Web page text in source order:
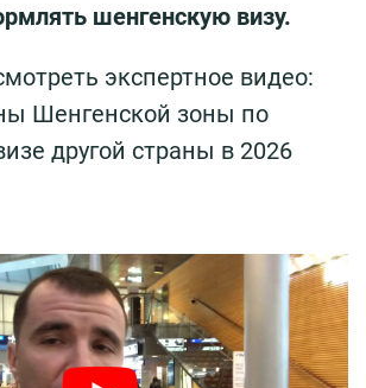
шенгенскую визу.
экспертное видео:
Шенгенской зоны по
другой страны в 2026